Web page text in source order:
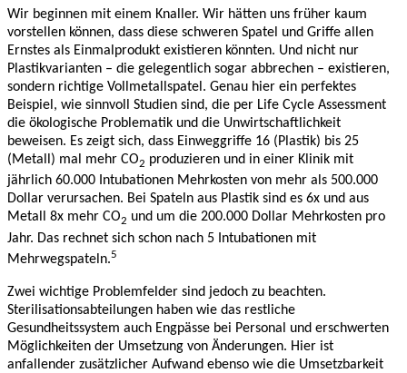
Wir beginnen mit einem Knaller. Wir hätten uns früher kaum
vorstellen können, dass diese schweren Spatel und Griffe allen
Ernstes als Einmalprodukt existieren könnten. Und nicht nur
Plastikvarianten – die gelegentlich sogar abbrechen – existieren,
sondern richtige Vollmetallspatel. Genau hier ein perfektes
Beispiel, wie sinnvoll Studien sind, die per Life Cycle Assessment
die ökologische Problematik und die Unwirtschaftlichkeit
beweisen. Es zeigt sich, dass Einweggriffe 16 (Plastik) bis 25
(Metall) mal mehr CO2 produzieren und in einer Klinik mit
jährlich 60.000 Intubationen Mehrkosten von mehr als 500.000
Dollar verursachen. Bei Spateln aus Plastik sind es 6x und aus
Metall 8x mehr CO2 und um die 200.000 Dollar Mehrkosten pro
Jahr. Das rechnet sich schon nach 5 Intubationen mit
Mehrwegspateln.5
Zwei wichtige Problemfelder sind jedoch zu beachten.
Sterilisationsabteilungen haben wie das restliche
Gesundheitssystem auch Engpässe bei Personal und erschwerten
Möglichkeiten der Umsetzung von Änderungen. Hier ist
anfallender zusätzlicher Aufwand ebenso wie die Umsetzbarkeit